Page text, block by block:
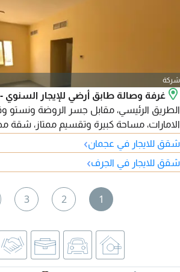
شركة
الطريق الرئيسي، مقابل جسر الروضة
الامارات، مساحة كبيرة وتقسيم ممتاز، شقة
مركزي، صيانة كاملة على المالك، موقع
والشارقة. 22000 درهم 4 دفعات
شقق للايجار في عجمان›
شقق للايجار في الجرف›
1
2
3